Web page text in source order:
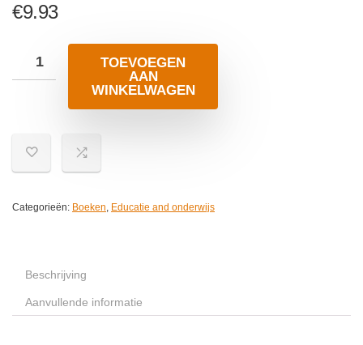
€9.93
TOEVOEGEN
AAN
WINKELWAGEN
Categorieën: Boeken, Educatie and onderwijs
Beschrijving
Aanvullende informatie